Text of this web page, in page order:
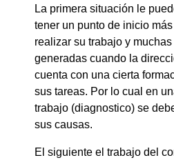
La primera situación le
tener un punto de inicio
realizar su trabajo y
generadas cuando la
cuenta con una cierta
sus tareas. Por lo cual en
trabajo (diagnostico) se
sus causas.
El siguiente el trabajo del